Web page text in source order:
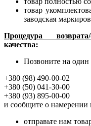
товар
заводская
Процедура
качества:
Позвоните на один
+380 (98) 490-00-02
+380 (50) 041-30-00
+380 (93) 895-00-00
и сообщите о намерении
отправьте нам